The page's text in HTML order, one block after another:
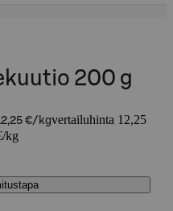
200 g
€/kgvertailuhinta 12,25
kg